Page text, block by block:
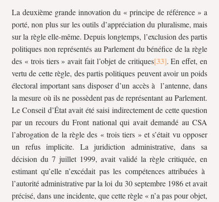
La deuxième grande innovation du « principe de référence » a
porté, non plus sur les outils d’appréciation du pluralisme, mais
sur la règle elle-même. Depuis longtemps, l’exclusion des partis
politiques non représentés au Parlement du bénéfice de la règle
des « trois tiers » avait fait l’objet de critiques
. En effet, en
vertu de cette règle, des partis politiques peuvent avoir un poids
électoral important sans disposer d’un accès à l’antenne, dans
la mesure où ils ne possèdent pas de représentant au Parlement.
Le Conseil d’État avait été saisi indirectement de cette question
par un recours du Front national qui avait demandé au CSA
l’abrogation de la règle des « trois tiers » et s’était vu opposer
un refus implicite. La juridiction administrative, dans sa
décision du 7 juillet 1999, avait validé la règle critiquée, en
estimant qu’elle n’excédait pas les compétences attribuées à
l’autorité administrative par la loi du 30 septembre 1986 et avait
précisé, dans une incidente, que cette règle « n’a pas pour objet,